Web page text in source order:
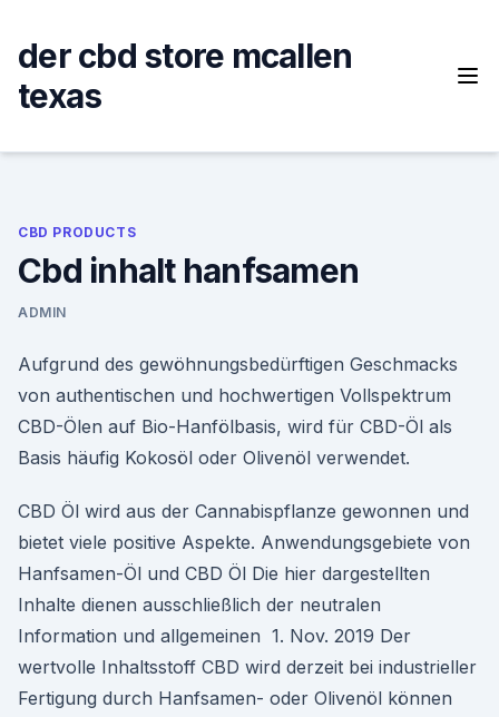
content
der cbd store mcallen
texas
CBD PRODUCTS
Cbd inhalt hanfsamen
ADMIN
Aufgrund des gewöhnungsbedürftigen Geschmacks
von authentischen und hochwertigen Vollspektrum
CBD-Ölen auf Bio-Hanfölbasis, wird für CBD-Öl als
Basis häufig Kokosöl oder Olivenöl verwendet.
CBD Öl wird aus der Cannabispflanze gewonnen und
bietet viele positive Aspekte. Anwendungsgebiete von
Hanfsamen-Öl und CBD Öl Die hier dargestellten
Inhalte dienen ausschließlich der neutralen
Information und allgemeinen 1. Nov. 2019 Der
wertvolle Inhaltsstoff CBD wird derzeit bei industrieller
Fertigung durch Hanfsamen- oder Olivenöl können